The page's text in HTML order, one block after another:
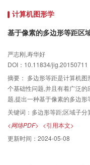
本文方法较真实地模拟了云南
realistic rendering)在云南绝版
计算机图形学
基于像素的多边形等距区
严志刚,寿华好
DOI：10.11834/jig.20150711
摘要： 多边形等距是计算机
个基础性问题,并且有着广泛
题,提出一种基于像素的多边
区域进行子分,再利用区间算术
线段组成的多边形采用点到
算法处理了不同类型的多边
算法进行了比较。本文算法能
于像素的膨胀算法,在顶点处
关键词： 多边形等距;区域子
<网络PDF> <引用本文>
更新时间： 2024-05-08